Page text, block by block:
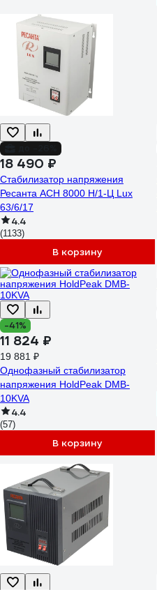
18 490 ₽
Стабилизатор напряжения
Ресанта АСН 8000 Н/1-Ц Lux
63/6/17
4.4
(1133)
В корзину
-41%
11 824 ₽
19 881 ₽
Однофазный стабилизатор
напряжения HoldPeak DMB-
10KVA
4.4
(57)
В корзину